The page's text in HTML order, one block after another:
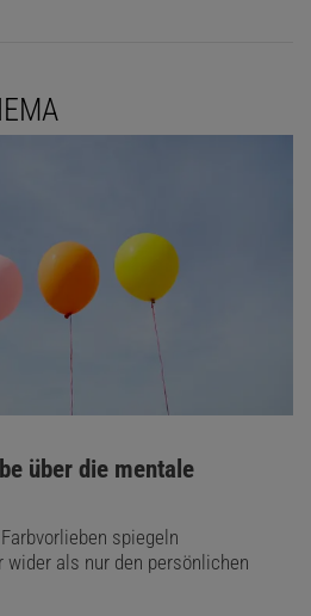
über die mentale
spiegeln
als nur den persönlichen